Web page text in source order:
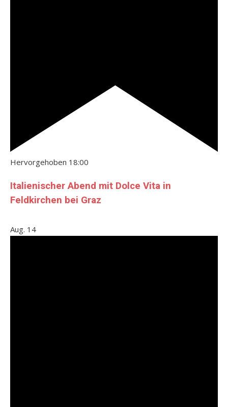
Hervorgehoben 18:00
Italienischer Abend mit Dolce Vita in
Feldkirchen bei Graz
Aug. 14